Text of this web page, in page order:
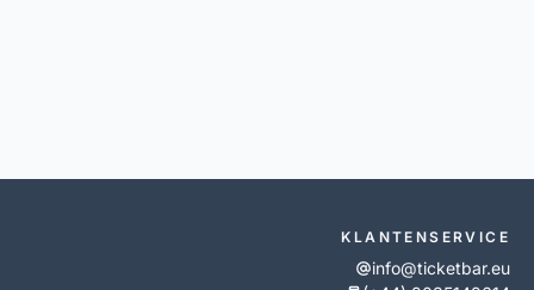
KLANTENSERVICE
info@ticketbar.eu